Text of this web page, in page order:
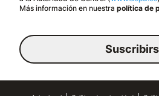
Español
Política de privacidad
Política de cookies
Más información en nuestra política de